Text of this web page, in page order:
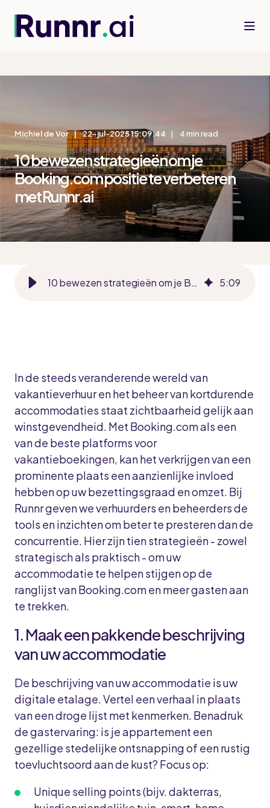
Michiel de Vor 22-jul-2025 15:09:44 4 min read
10 bewezen strategieën om je
Booking.com positie te verbeteren
met Runnr.ai
10 bewezen strategieën om je Booking.com positie te verbeteren met Runnr.ai 5:09
In de steeds veranderende wereld van
vakantieverhuur en het beheer van kortdurende
accommodaties staat zichtbaarheid gelijk aan
winstgevendheid. Met Booking.com als een
van de beste platforms voor
vakantieboekingen, kan het verkrijgen van een
prominente plaats een aanzienlijke invloed
hebben op uw bezettingsgraad en omzet. Bij
Runnr geven we verhuurders en beheerders de
tools en inzichten om beter te presteren dan de
concurrentie. Hier zijn tien strategieën - zowel
strategisch als praktisch - om uw
accommodatie te helpen stijgen op de
ranglijst van Booking.com en meer gasten aan
te trekken.
1. Maak een pakkende beschrijving
van uw accommodatie
De beschrijving van uw accommodatie is uw
digitale etalage. Vertel een verhaal in plaats
van een droge lijst met kenmerken. Benadruk
de gastervaring: is je appartement een
gezellige stedelijke ontsnapping of een rustig
toevluchtsoord aan de kust? Focus op:
Unique selling points (bijv. dakterras,